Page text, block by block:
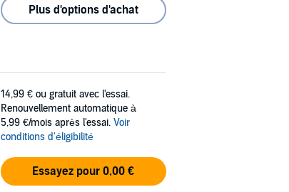
Plus d'options d'achat
14,99 € ou gratuit avec l'essai.
Renouvellement automatique à
5,99 €/mois après l'essai. Voir
conditions d'éligibilité
Essayez pour 0,00 €